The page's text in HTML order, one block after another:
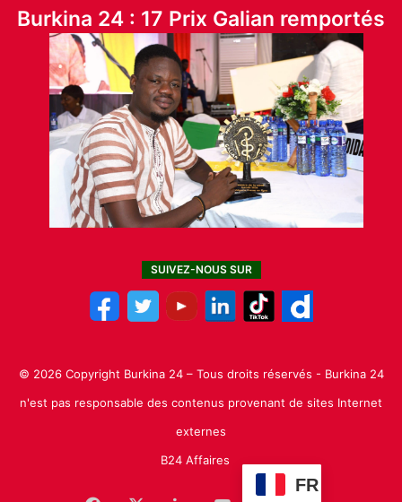
Burkina 24 : 17 Prix Galian remportés
SUIVEZ-NOUS SUR
© 2026 Copyright Burkina 24 – Tous droits réservés - Burkina 24
n'est pas responsable des contenus provenant de sites Internet
externes
B24 Affaires
FR